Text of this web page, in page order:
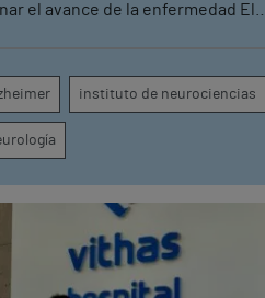
el avance de la enfermedad El
el exhaustivo seguimiento
cada pacienteinstituto de neurociencias